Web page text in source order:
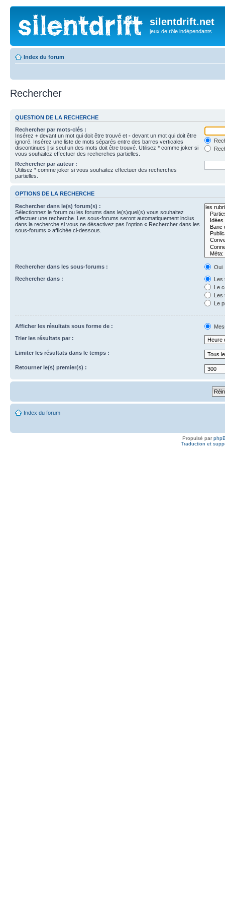
silentdrift.net
jeux de rôle indépendants
Index du forum
Rechercher
QUESTION DE LA RECHERCHE
Rechercher par mots-clés :
Insérez + devant un mot qui doit être trouvé et - devant un mot qui doit être
ignoré. Insérez une liste de mots séparés entre des barres verticales
discontinues | si seul un des mots doit être trouvé. Utilisez * comme joker si
vous souhaitez effectuer des recherches partielles.
Rechercher par auteur :
Utilisez * comme joker si vous souhaitez effectuer des recherches
partielles.
OPTIONS DE LA RECHERCHE
Rechercher dans le(s) forum(s) :
Sélectionnez le forum ou les forums dans le(s)quel(s) vous souhaitez
effectuer une recherche. Les sous-forums seront automatiquement inclus
dans la recherche si vous ne désactivez pas l’option « Rechercher dans les
sous-forums » affichée ci-dessous.
Rechercher dans les sous-forums :
Oui
Rechercher dans :
Les
Le
Les
Le
Afficher les résultats sous forme de :
Trier les résultats par :
Limiter les résultats dans le temps :
Retourner le(s) premier(s) :
Index du forum
Propulsé par
Traduction et